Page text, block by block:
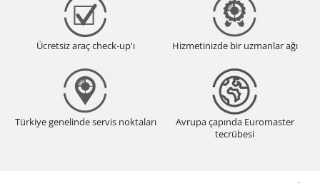
Ücretsiz araç check-up'ı Hizmetinizde bir uzmanlar ağı
Türkiye genelinde servis noktaları
Avrupa çapında Euromaster
tecrübesi